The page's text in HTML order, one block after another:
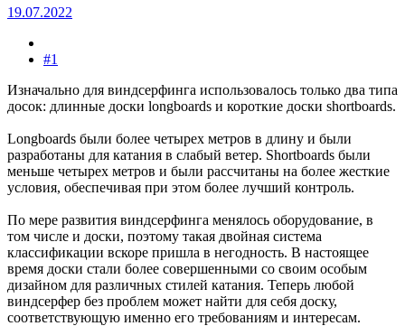
19.07.2022
#1
Изначально для виндсерфинга использовалось только два типа
досок: длинные доски longboards и короткие доски shortboards.
Longboards были более четырех метров в длину и были
разработаны для катания в слабый ветер. Shortboards были
меньше четырех метров и были рассчитаны на более жесткие
условия, обеспечивая при этом более лучший контроль.
По мере развития виндсерфинга менялось оборудование, в
том числе и доски, поэтому такая двойная система
классификации вскоре пришла в негодность. В настоящее
время доски стали более совершенными со своим особым
дизайном для различных стилей катания. Теперь любой
виндсерфер без проблем может найти для себя доску,
соответствующую именно его требованиям и интересам.